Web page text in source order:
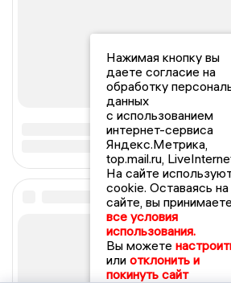
Нажимая кнопку вы
даете согласие на
обработку
данных
с использованием
интернет-сервиса
Яндекс.Метрика,
top.mail.ru,
На сайте
cookie. Оставаясь на
сайте, вы принимаете
все условия
использования.
Вы можете
или отклонить и
покинуть сайт